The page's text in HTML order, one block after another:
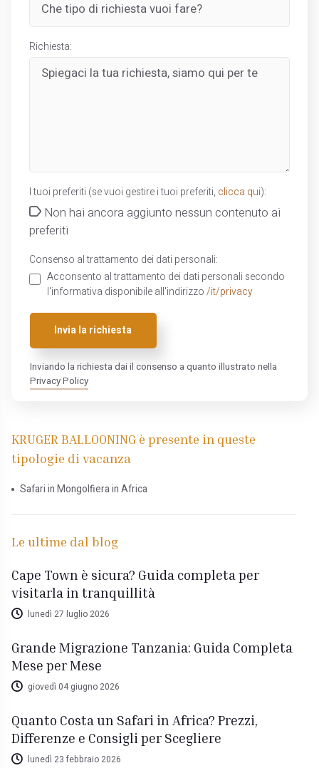
Richiesta:
I tuoi preferiti (se vuoi gestire i tuoi preferiti, clicca qui):
Non hai ancora aggiunto nessun contenuto ai
preferiti
Consenso al trattamento dei dati personali:
Acconsento al trattamento dei dati personali secondo
l'informativa disponibile all'indirizzo /it/privacy
Invia la richiesta
Inviando la richiesta dai il consenso a quanto illustrato nella
Privacy Policy
KRUGER BALLOONING è presente in queste
tipologie di vacanza
Safari in Mongolfiera in Africa
Le ultime dal blog
Cape Town è sicura? Guida completa per
visitarla in tranquillità
lunedì 27 luglio 2026
Grande Migrazione Tanzania: Guida Completa
Mese per Mese
giovedì 04 giugno 2026
Quanto Costa un Safari in Africa? Prezzi,
Differenze e Consigli per Scegliere
lunedì 23 febbraio 2026